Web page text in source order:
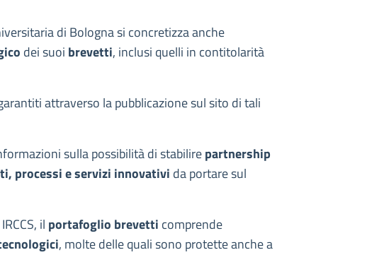
di Bologna si concretizza anche
dei suoi brevetti, inclusi quelli in contitolarità
attraverso la pubblicazione sul sito di tali
sulla possibilità di stabilirepartnership
processi e servizi innovativi da portare sul
il portafoglio brevetti comprende
, molte delle quali sono protette anche a